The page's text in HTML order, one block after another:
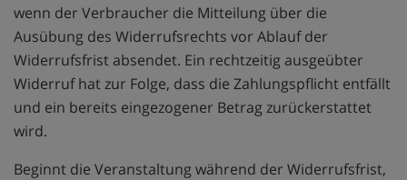
wenn der Verbraucher die Mitteilung über die
Ausübung des Widerrufsrechts vor Ablauf der
Widerrufsfrist absendet. Ein rechtzeitig ausgeübter
Widerruf hat zur Folge, dass die Zahlungspflicht entfällt
und ein bereits eingezogener Betrag zurückerstattet
wird.
Beginnt die Veranstaltung während der Widerrufsfrist,